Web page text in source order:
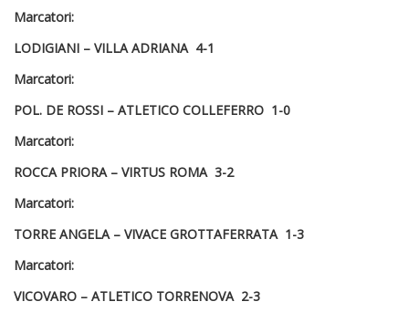
Marcatori:
LODIGIANI – VILLA ADRIANA 4-1
Marcatori:
POL. DE ROSSI – ATLETICO COLLEFERRO 1-0
Marcatori:
ROCCA PRIORA – VIRTUS ROMA 3-2
Marcatori:
TORRE ANGELA – VIVACE GROTTAFERRATA 1-3
Marcatori:
VICOVARO – ATLETICO TORRENOVA 2-3